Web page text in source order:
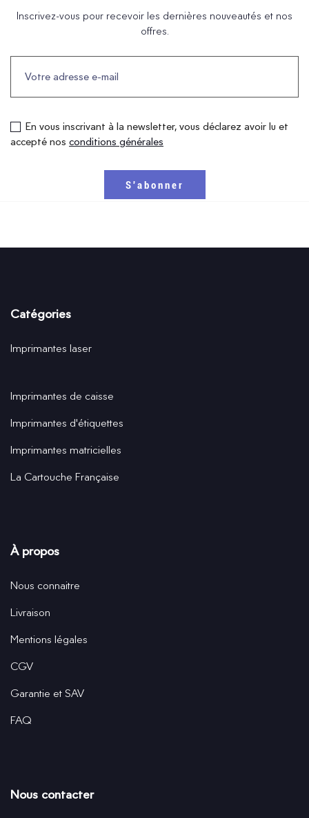
Inscrivez-vous pour recevoir les dernières nouveautés et nos
offres.
En vous inscrivant à la newsletter, vous déclarez avoir lu et
accepté nos conditions générales
Catégories
Imprimantes laser
Imprimantes de caisse
Imprimantes d'étiquettes
Imprimantes matricielles
La Cartouche Française
À propos
Nous connaitre
Livraison
Mentions légales
CGV
Garantie et SAV
FAQ
Nous contacter